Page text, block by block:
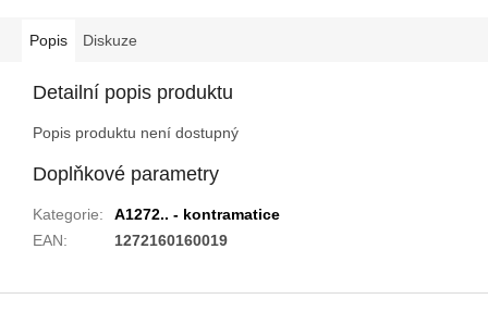
Popis Diskuze
Detailní popis produktu
Popis produktu není dostupný
Doplňkové parametry
Kategorie:
A1272.. - kontramatice
EAN: 1272160160019